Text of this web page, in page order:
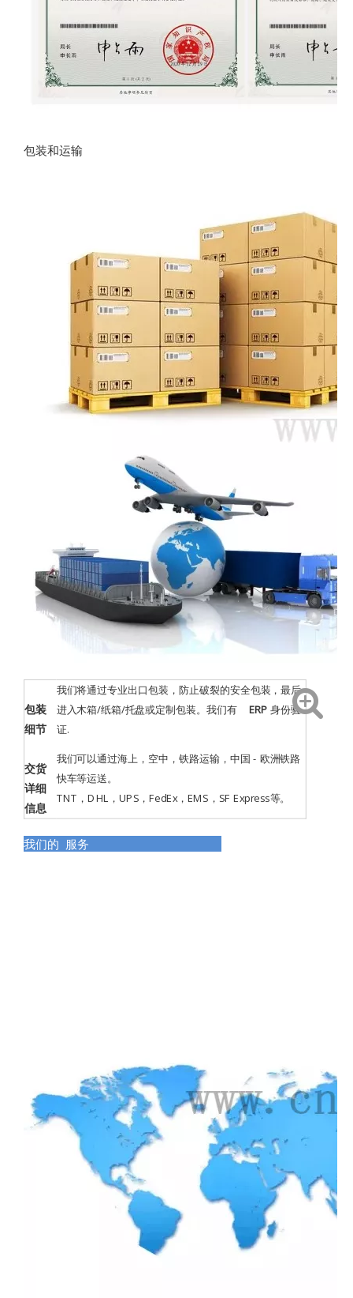
包装和运输
包装
细节
我们将通过专业出口包装，防止破裂的安全包装，最后
进入木箱/纸箱/托盘或定制包装。我们有 ERP 身份验
证.
交货
详细
信息
我们可以通过海上，空中，铁路运输，中国 - 欧洲铁路
快车等运送。
TNT，DHL，UPS，FedEx，EMS，SF Express等。
我们的 服务